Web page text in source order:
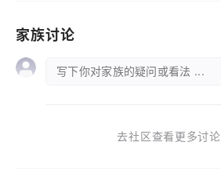
家族讨论
写下你对家族的疑问或看法 ...
去社区查看更多讨论